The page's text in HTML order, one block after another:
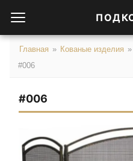
Главная » Кованые изделия »
#006
#006